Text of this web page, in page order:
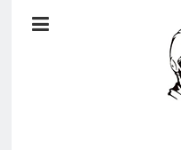
Документы